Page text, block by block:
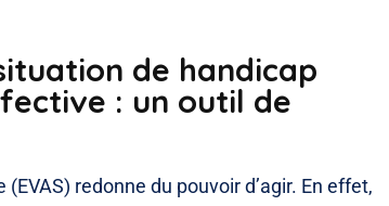
de handicap
: un outil de
redonne du pouvoir d’agir. En effet,